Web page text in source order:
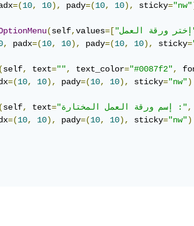
=(10, 10), pady=(10, 10), sticky="nw"
(self,values=[
, padx=(10, 10), pady=(10, 10), sticky=
(self, text="", text_color="#0087f2",
=(10, 10), pady=(10, 10), sticky="nw")
(self, text= "إسم ورقة العمل المختارة :",
=(10, 10), pady=(10, 10), sticky="nw")